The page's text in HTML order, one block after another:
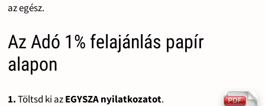
az egész.
Az Adó 1% felajánlás papír
alapon
1.Töltsd ki azEGYSZA nyilatkozatot.